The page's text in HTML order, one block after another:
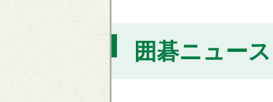
囲碁ニュー